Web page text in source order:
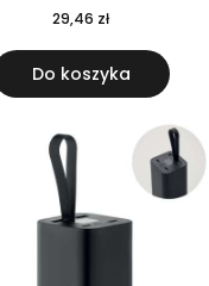
29,46 zł
Do koszyka